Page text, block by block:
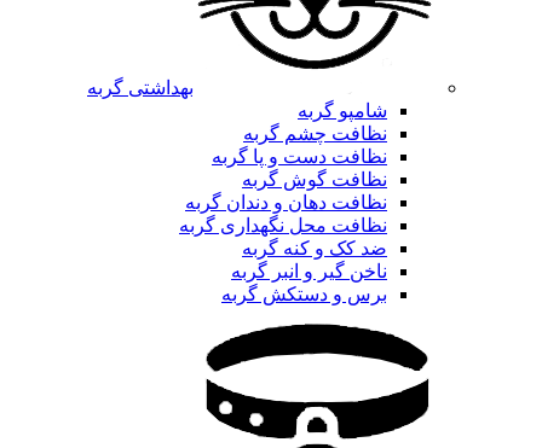
بهداشتی گربه
شامپو گربه
نظافت چشم گربه
نظافت دست و پا گربه
نظافت گوش گربه
نظافت دهان و دندان گربه
نظافت محل نگهداری گربه
ضد کک و کنه گربه
ناخن گیر و انبر گربه
برس و دستکش گربه